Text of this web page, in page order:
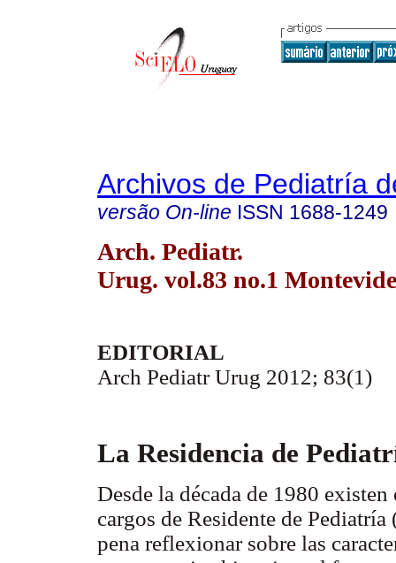
Archivos de Pediatría
versão On-line ISSN 1688-1249
Arch. Pediatr.
Urug. vol.83 no.1
EDITORIAL
Arch Pediatr Urug 2012; 83(1)
La Residencia de
Desde la década de 1980 existen
cargos de Residente de Pediatría
pena reflexionar sobre las